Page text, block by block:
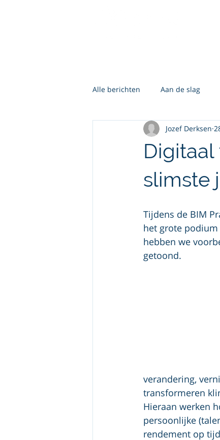
Alle berichten Aan de slag
slimste
Jozef Derksen
Tijdens de BIM
het grote
hebben we
getoond.
verandering,
transformeren
Hieraan werken
persoonlijke
rendement op